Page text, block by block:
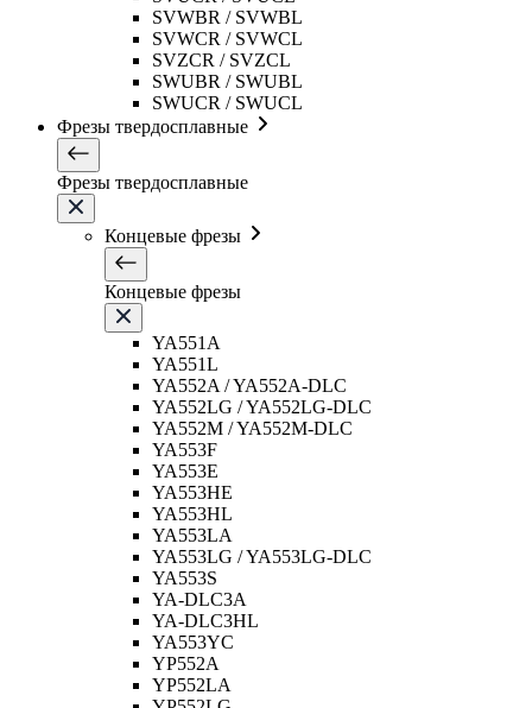
SVWBR / SVWBL
SVWCR / SVWCL
SVZCR / SVZCL
SWUBR / SWUBL
SWUCR / SWUCL
Фрезы твердосплавные
Фрезы твердосплавные
Концевые фрезы
Концевые фрезы
YA551A
YA551L
YA552A / YA552A-DLC
YA552LG / YA552LG-DLC
YA552M / YA552M-DLC
YA553F
YA553E
YA553HE
YA553HL
YA553LA
YA553LG / YA553LG-DLC
YA553S
YA-DLC3A
YA-DLC3HL
YA553YC
YP552A
YP552LA